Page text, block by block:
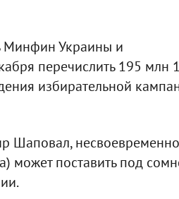
Минфин Украины и
перечислить 195 млн
избирательной
Шаповал,
может поставить под